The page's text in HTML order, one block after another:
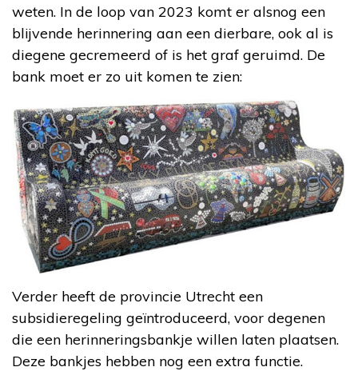
weten. In de loop van 2023 komt er alsnog een
blijvende herinnering aan een dierbare, ook al is
diegene gecremeerd of is het graf geruimd. De
bank moet er zo uit komen te zien:
Verder heeft de provincie Utrecht een
subsidieregeling geïntroduceerd, voor degenen
die een herinneringsbankje willen laten plaatsen.
Deze bankjes hebben nog een extra functie.